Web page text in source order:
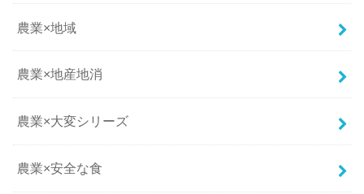
農業×地域
農業×地産地消
農業×大変シリーズ
農業×安全な食